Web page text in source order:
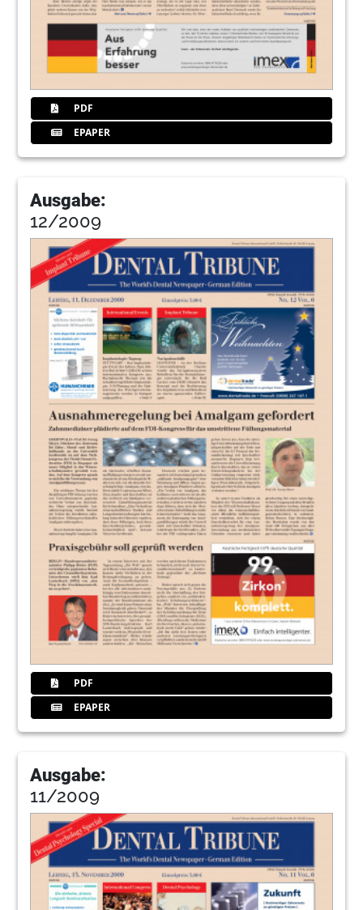
PDF
EPAPER
Ausgabe:
12/2009
PDF
EPAPER
Ausgabe:
11/2009